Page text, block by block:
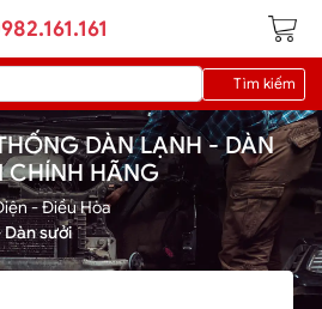
Tìm kiếm
DÀN LẠNH - DÀN
CHÍNH HÃNG
- Điều Hòa
sưởi